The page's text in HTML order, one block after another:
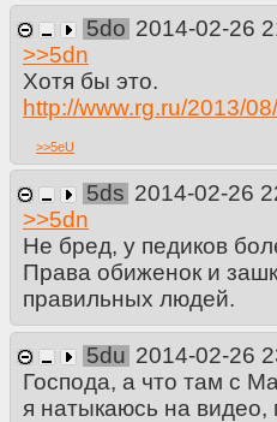
5do 2014-02-26
>>5dn
Хотя бы это.
http://www.rg.ru/2013/
>>5eU
5ds 2014-02-26
>>5dn
Не бред, у педиков
Права обиженок и
правильных людей.
5du 2014-02-26
Господа, а что там с
я натыкаюсь на видео,